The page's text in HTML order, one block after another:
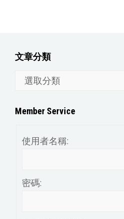
文章分類
分
Member Service
使用者名稱:
密碼: